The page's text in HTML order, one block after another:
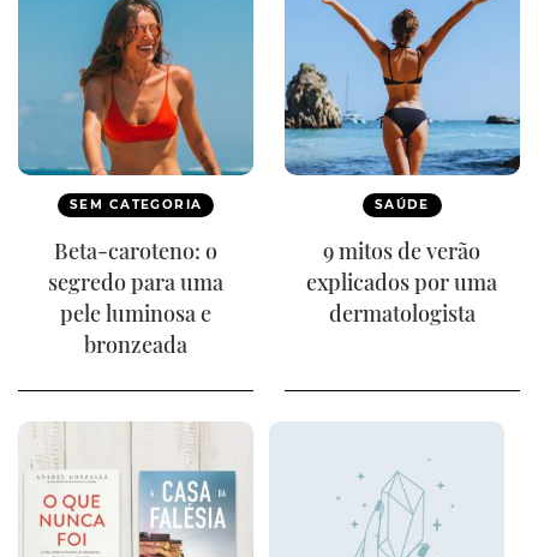
SEM CATEGORIA
Beta-caroteno: o
segredo para uma
pele luminosa e
bronzeada
SAÚDE
9 mitos de verão
explicados por uma
dermatologista